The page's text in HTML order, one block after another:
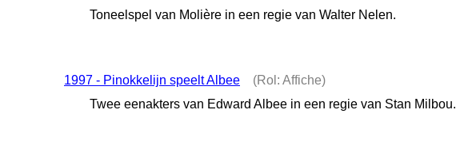
Toneelspel van Molière in een regie van Walter Nelen.
1997 - Pinokkelijn speelt Albee
(Rol: Affiche)
Twee eenakters van Edward Albee in een regie van Stan Milbou.